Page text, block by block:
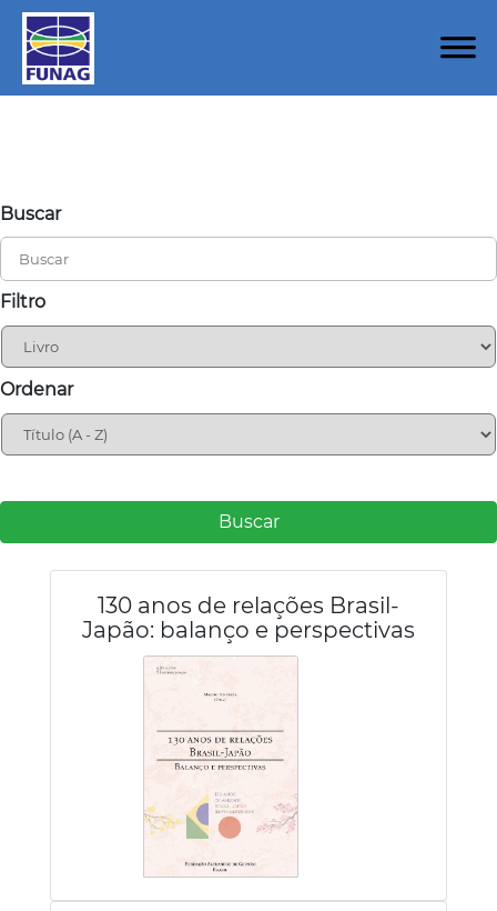
Buscar
Filtro
Ordenar
Buscar
130 anos de relações Brasil-
Japão: balanço e perspectivas